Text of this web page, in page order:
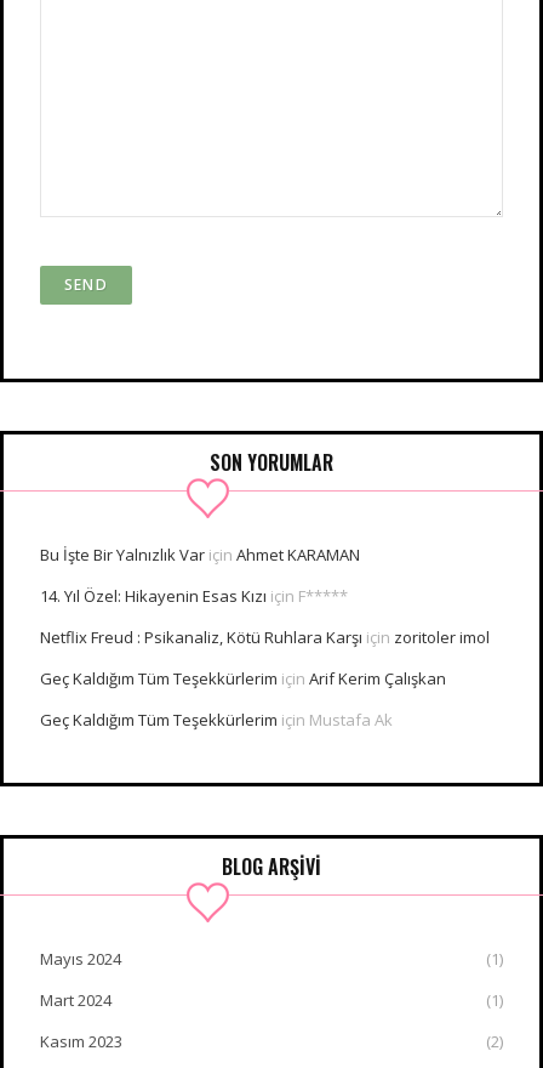
SON YORUMLAR
Bu İşte Bir Yalnızlık Var için Ahmet KARAMAN
14. Yıl Özel: Hikayenin Esas Kızı için F*****
Netflix Freud : Psikanaliz, Kötü Ruhlara Karşı için zoritoler imol
Geç Kaldığım Tüm Teşekkürlerim için Arif Kerim Çalışkan
Geç Kaldığım Tüm Teşekkürlerim için Mustafa Ak
BLOG ARŞİVİ
Mayıs 2024
(1)
Mart 2024
(1)
Kasım 2023
(2)